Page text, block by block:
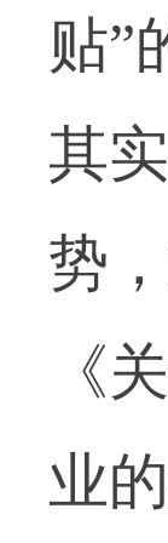
贴”
其
势
《
业